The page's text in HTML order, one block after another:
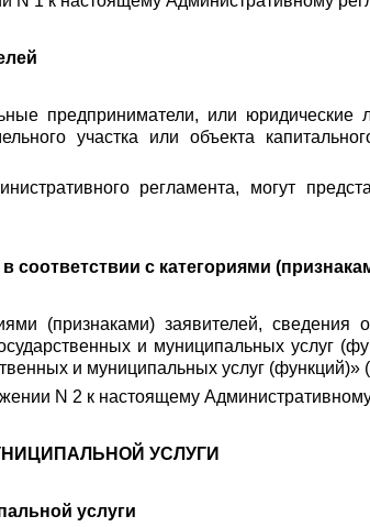
предприниматели, или юридические
участка или объекта
регламента, могут
с категориями
(признаками) заявителей,
и муниципальных услуг
и муниципальных услуг (функций)»
N 2 к настоящему
УСЛУГИ
услуги